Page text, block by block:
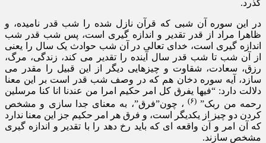
گذرد.
در این سوره آن شبی که قرآن نازل شده را شب قدر نامیده، و
ظاهرا مراد از قدر تقدیر و اندازه گیری است، پس شب قدر شب
اندازه گیری است، خدای تعالی در آن شب حوادث یک سال را یعنی
از آن شب تا شب قدر سال آینده را تقدیر می کند، زندگی، مرگ،
رزق، سعادت، شقاوت و چیزهایی دیگر از این قبیل را مقدر می
سازد، آیه سوره دخان هم که در وصف شب قدر است بر این معنا
دلالت دارد: “فیها یفرق کل امر حکیم امرا من عندنا انا کنا مرسلین
رحمه من ربک” (۶)
، چون”فرق”، به معنای جدا سازی و مشخص
کردن دو چیز از یکدیگر است، و فرق هر امر حکیم جز این معنا ندارد
که آن امر و آن واقعه ای که باید رخ دهد را با تقدیر و اندازه گیری
مشخص سازند.